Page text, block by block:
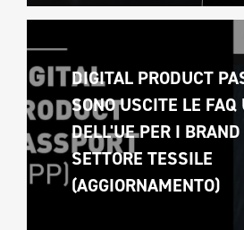
DIGITAL PRODUCT
SONO USCITE LE FAQ
DELL'UE PER I
SETTORE TESSILE
(AGGIORNAMENTO)